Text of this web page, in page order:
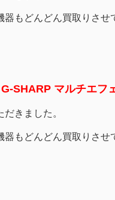
器もどんどん買取りさせ
SHARP マルチエフ
きました。
器もどんどん買取りさせ